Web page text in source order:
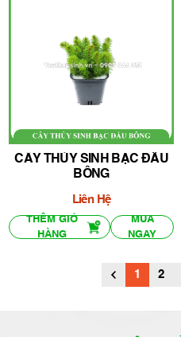
CÂY THỦY SINH BẠC ĐẦU
BÔNG
Liên Hệ
THÊM GIỎ
HÀNG
MUA
NGAY
1 2